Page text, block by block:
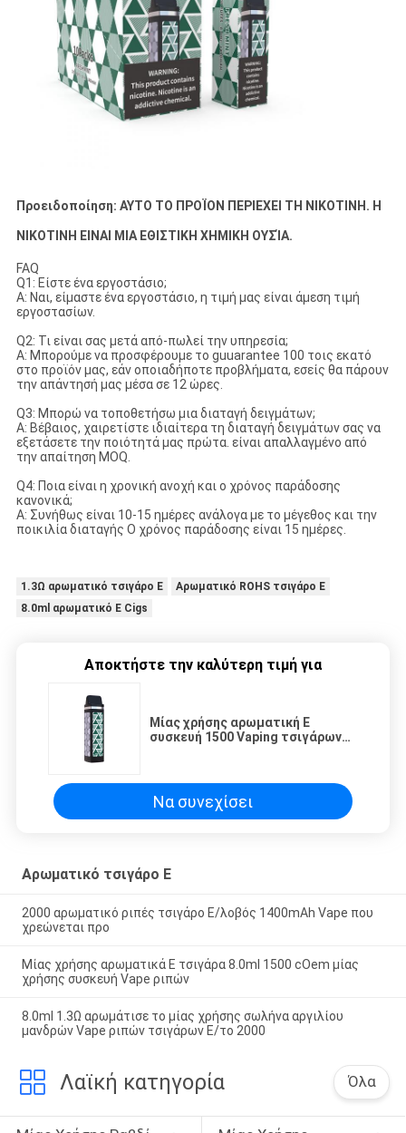
Προειδοποίηση: ΑΥΤΟ ΤΟ ΠΡΟΪΟΝ ΠΕΡΙΕΧΕΙ ΤΗ ΝΙΚΟΤΙΝΗ. Η
ΝΙΚΟΤΙΝΗ ΕΙΝΑΙ ΜΙΑ ΕΘΙΣΤΙΚΗ ΧΗΜΙΚΗ ΟΥΣΊΑ.
FAQ
Q1: Είστε ένα εργοστάσιο;
Α: Ναι, είμαστε ένα εργοστάσιο, η τιμή μας είναι άμεση τιμή
εργοστασίων.
Q2: Τι είναι σας μετά από-πωλεί την υπηρεσία;
Α: Μπορούμε να προσφέρουμε το guuarantee 100 τοις εκατό
στο προϊόν μας, εάν οποιαδήποτε προβλήματα, εσείς θα πάρουν
την απάντησή μας μέσα σε 12 ώρες.
Q3: Μπορώ να τοποθετήσω μια διαταγή δειγμάτων;
Α: Βέβαιος, χαιρετίστε ιδιαίτερα τη διαταγή δειγμάτων σας να
εξετάσετε την ποιότητά μας πρώτα. είναι απαλλαγμένο από
την απαίτηση MOQ.
Q4: Ποια είναι η χρονική ανοχή και ο χρόνος παράδοσης
κανονικά;
Α: Συνήθως είναι 10-15 ημέρες ανάλογα με το μέγεθος και την
ποικιλία διαταγής Ο χρόνος παράδοσης είναι 15 ημέρες.
1.3Ω αρωματικό τσιγάρο Ε
Αρωματικό ROHS τσιγάρο Ε
8.0ml αρωματικό Ε Cigs
Αποκτήστε την καλύτερη τιμή για
Μίας χρήσης αρωματική Ε
συσκευή 1500 Vaping τσιγάρων
Να συνεχίσει
Αρωματικό τσιγάρο Ε
2000 αρωματικό ριπές τσιγάρο Ε/λοβός 1400mAh Vape που
χρεώνεται προ
Μίας χρήσης αρωματικά Ε τσιγάρα 8.0ml 1500 cOem μίας
χρήσης συσκευή Vape ριπών
8.0ml 1.3Ω αρωμάτισε το μίας χρήσης σωλήνα αργιλίου
μανδρών Vape ριπών τσιγάρων Ε/το 2000
Λαϊκή κατηγορία Όλα